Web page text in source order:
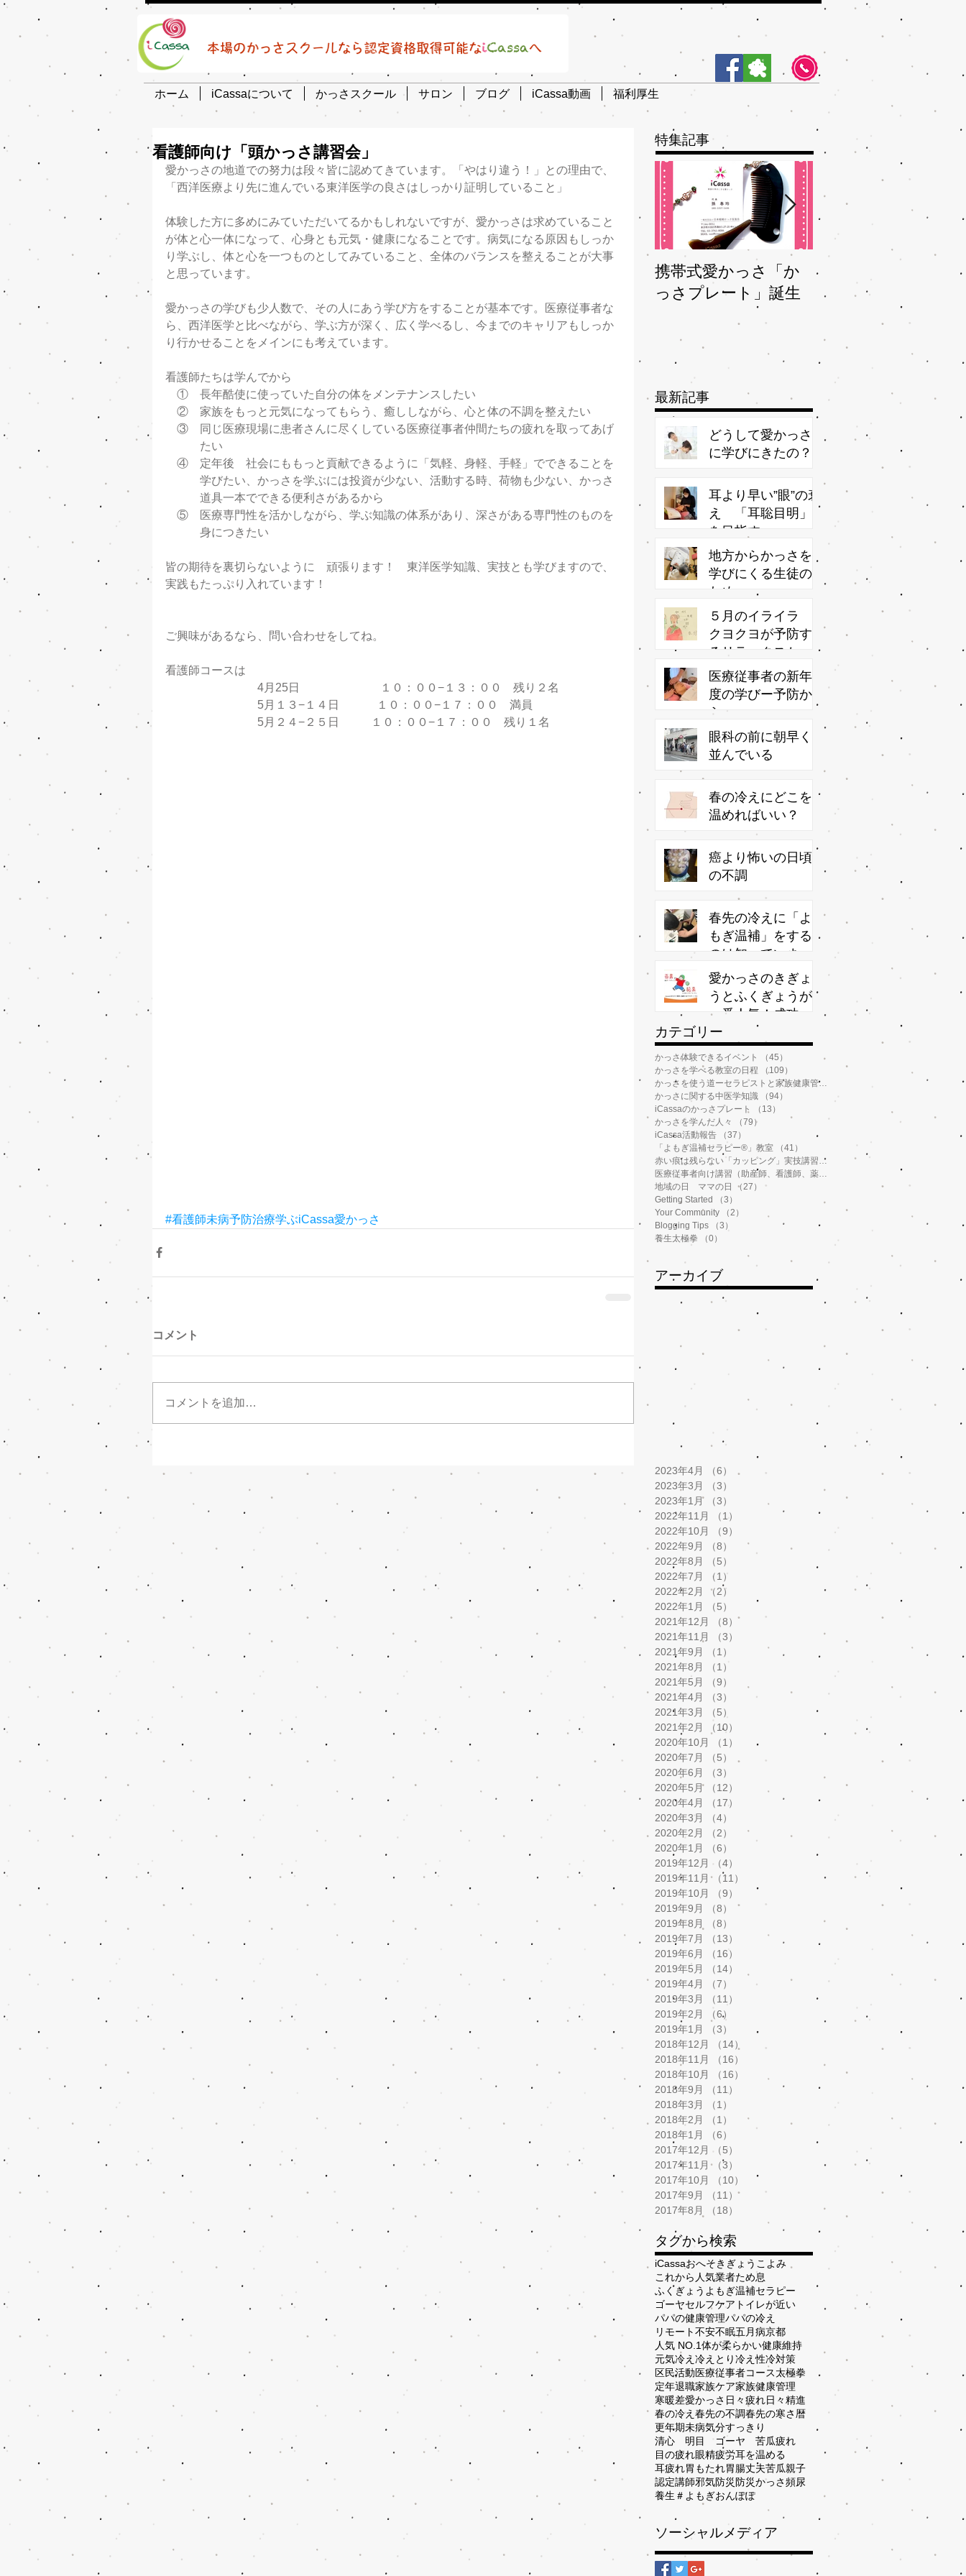
ホーム iCassaについて かっさスクール サロン ブログ iCassa動画 福利厚生
看護師向け「頭かっさ講習会」
愛かっさの地道での努力は段々皆に認めてきています。「やはり違う！」との理由で、
「西洋医療より先に進んでいる東洋医学の良さはしっかり証明していること」
体験した方に多めにみていただいてるかもしれないですが、愛かっさは求めていること
が体と心一体になって、心身とも元気・健康になることです。病気になる原因もしっか
り学ぶし、体と心を一つものとしてみていること、全体のバランスを整えることが大事
と思っています。
愛かっさの学びも少人数で、その人にあう学び方をすることが基本です。医療従事者な
ら、西洋医学と比べながら、学ぶ方が深く、広く学べるし、今までのキャリアもしっか
り行かせることをメインにも考えています。
看護師たちは学んでから
①　長年酷使に使っていた自分の体をメンテナンスしたい
②　家族をもっと元気になってもらう、癒ししながら、心と体の不調を整えたい
③　同じ医療現場に患者さんに尽くしている医療従事者仲間たちの疲れを取ってあげ
たい
④　定年後　社会にももっと貢献できるように「気軽、身軽、手軽」でできることを
学びたい、かっさを学ぶには投資が少ない、活動する時、荷物も少ない、かっさ
道具一本でできる便利さがあるから
⑤　医療専門性を活かしながら、学ぶ知識の体系があり、深さがある専門性のものを
身につきたい
皆の期待を裏切らないように　頑張ります！　東洋医学知識、実技とも学びますので、
実践もたっぷり入れています！
ご興味があるなら、問い合わせをしてね。
看護師コースは
4月25日　　　　　　　１０：００−１３：００　残り２名
5月１３−１４日　　　 １０：００−１７：００　満員
5月２４−２５日　       １０：００−１７：００　残り１名
#看護師未病予防治療学ぶiCassa愛かっさ
コメント
コメントを追加…
特集記事
携帯式愛かっさ「か
っさプレート」誕生
夏バテバテを脱つ、
秋ガサガサを予防
最新記事
どうして愛かっさ
に学びにきたの？
耳より早い”眼”の衰
え 「耳聡目明」
を目指す
地方からかっさを
学びにくる生徒の
ため
５月のイライラ
クヨクヨが予防す
るリラックスかっ
さ
医療従事者の新年
度の学びー予防か
ら
眼科の前に朝早く
並んでいる
春の冷えにどこを
温めればいい？
癌より怖いの日頃
の不調
春先の冷えに「よ
もぎ温補」をする
のは知っています
か？
愛かっさのきぎょ
うとふくぎょうが
一番人気！成功率
が高いわけ
​カテゴリー
かっさ体験できるイベント （45）
45件の記事
かっさを学べる教室の日程
（109）
かっさを使う道ーセラピストと家族健康管理
かっさに関する中医学知識
（94）
iCassaのかっさプレート
（13）
かっさを学んだ人々
（79）
79件の記事
iCassa活動報告
（37）
「よもぎ温補セラピー®️」教室
（41）
赤い痕は残らない「カッピング」実技講習（6）
6件の記事
地域の日 ママの日
（27）
27件の記事
Getting Started
（3）
Your Community
（2）
Blogging Tips
（3）
養生太極拳
（0）
アーカイブ
2023年4月 （6）
6件の記事
2023年3月
（3）
2023年1月
（3）
3件の記事
2022年11月
（1）
1件の記事
2022年10月
（9）
2022年9月
（8）
8件の記事
2022年8月
（5）
2022年7月
（1）
2022年2月
（2）
2022年1月
（5）
5件の記事
2021年12月
（8）8件の記事
2021年11月
（3）
2021年9月
（1）
1件の記事
2021年8月
（1）
2021年5月
（9）
2021年4月
（3）
3件の記事
2021年3月
（5）
2021年2月
（10）
2020年10月
（1）
1件の記事
2020年7月
（5）
5件の記事
2020年6月
（3）
2020年5月
（12）
2020年4月
（17）
17件の記事
2020年3月
（4）
2020年2月
（2）
2件の記事
2020年1月
（6）
2019年12月 （4）
2019年11月
（11）
2019年10月
（9）
9件の記事
2019年9月
（8）
8件の記事
2019年8月
（8）
2019年7月
（13）
13件の記事
2019年6月
（16）
2019年5月
（14）
2019年4月
（7）
7件の記事
2019年3月
（11）
2019年2月
（6）
2019年1月
（3）
3件の記事
2018年12月
（14）
2018年11月
（16）
2018年10月
（16）
2018年9月
（11）
11件の記事
2018年3月
（1）
2018年2月
（1）
1件の記事
2018年1月
（6）
2017年12月 （5）
2017年11月
（3）
2017年10月
（10）
10件の記事
2017年9月
（11）11件の記事
2017年8月
（18）
タグから検索
iCassaおへそきぎょう こよみ
これから人気業者ため息
ふくぎょう よもぎ温補セラピー
ゴーヤセルフケア トイレが近い
パパの健康管理パパの冷え
リモート不安不眠五月病京都
人気 NO.1体が柔らかい健康維持
元気冷え 冷えとり冷え性冷対策
区民活動医療従事者コース太極拳
定年退職家族ケア家族健康管理
寒暖差愛かっさ 日々疲れ日々精進
春の冷え 春先の不調春先の寒さ 暦
更年期未病気分すっきり
清心 明目 ゴーヤ 苦瓜疲れ
目の疲れ眼精疲労耳を温める
耳疲れ胃もたれ胃腸丈夫苦瓜親子
認定講師邪気防災防災かっさ頻尿
養生 ＃よもぎおんぽぽ
ソーシャルメディア